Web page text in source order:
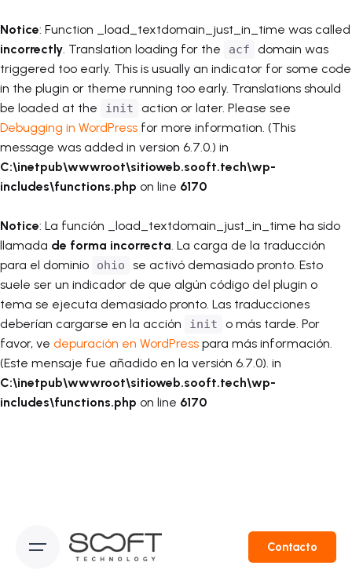
Notice: Function _load_textdomain_just_in_time was called
incorrectly. Translation loading for the acf
domain was
triggered too early. This is usually an indicator for some code
in the plugin or theme running too early. Translations should
be loaded at the
init
action or later. Please see
Debugging in WordPress for more information. (This
message was added in version 6.7.0.) in
C:\inetpub\wwwroot\sitioweb.sooft.tech\wp-
includes\functions.php on line 6170
Notice: La función _load_textdomain_just_in_time ha sido
llamada de forma incorrecta. La carga de la traducción
para el dominio
ohio
se activó demasiado pronto. Esto
suele ser un indicador de que algún código del plugin o
tema se ejecuta demasiado pronto. Las traducciones
deberían cargarse en la acción
init
o más tarde. Por
favor, ve depuración en WordPress para más información.
(Este mensaje fue añadido en la versión 6.7.0). in
C:\inetpub\wwwroot\sitioweb.sooft.tech\wp-
includes\functions.php on line 6170
Contacto